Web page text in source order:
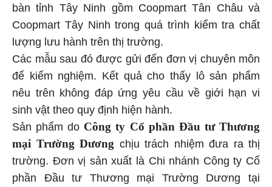
bàn tỉnh Tây Ninh gồm Coopmart Tân Châu và
Coopmart Tây Ninh trong quá trình kiểm tra chất
lượng lưu hành trên thị trường.
Các mẫu sau đó được gửi đến đơn vị chuyên môn
để kiểm nghiệm. Kết quả cho thấy lô sản phẩm
nêu trên không đáp ứng yêu cầu về giới hạn vi
sinh vật theo quy định hiện hành.
Sản phẩm do Công ty Cổ phần Đầu tư Thương
mại Trường Dương chịu trách nhiệm đưa ra thị
trường. Đơn vị sản xuất là Chi nhánh Công ty Cổ
phần Đầu tư Thương mại Trường Dương tại